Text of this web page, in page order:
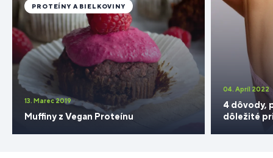
13. Marec 2019
Muffiny z Vegan Proteínu
PROTEÍNY A BIELKOVINY
04. Apríl 2022
4 dôvody,
dôležité